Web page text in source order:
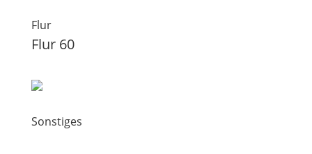
Flur
Flur 60
Sonstiges